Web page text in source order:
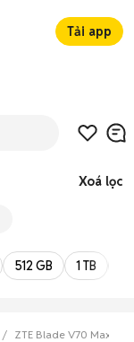
Tải app
Xoá lọc
512 GB 1 TB
ZTE Blade V70 Max